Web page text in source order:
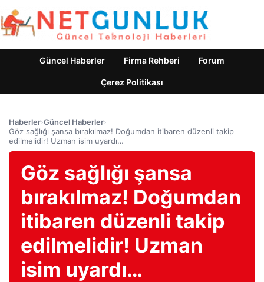
Güncel Haberler Firma Rehberi Forum
Çerez Politikası
Haberler›Güncel Haberler›
Göz sağlığı şansa bırakılmaz! Doğumdan itibaren düzenli takip
edilmelidir! Uzman isim uyardı…
Göz sağlığı şansa
bırakılmaz! Doğumdan
itibaren düzenli takip
edilmelidir! Uzman
isim uyardı…